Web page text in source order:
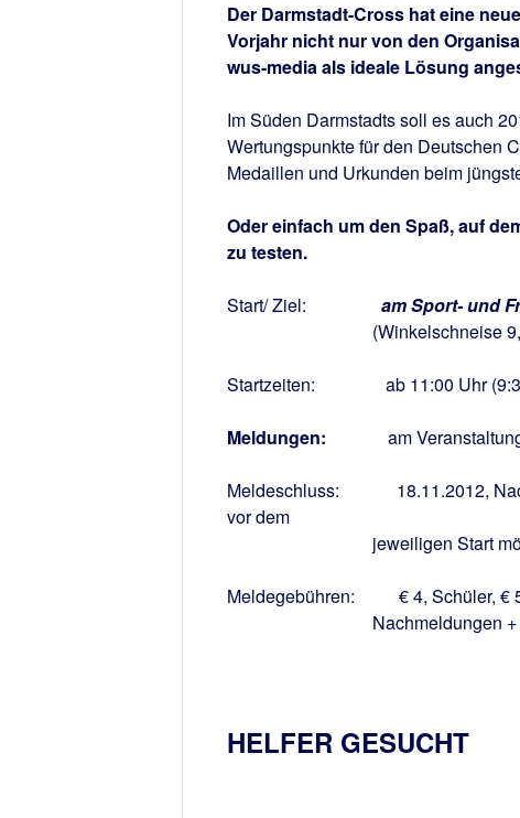
Der Darmstadt-Cross hat eine
Vorjahr nicht nur von den
wus-media als ideale Lösung
Im Süden Darmstadts soll es auch
Wertungspunkte für den Deutschen
Medaillen und Urkunden beim
Oder einfach um den Spaß, auf
zu testen.
Start/ Ziel: am Sport- und
(Winkelschneise 9, 64295
Startzeiten: ab 11:00 Uhr (9:30
Meldungen: am
Meldeschluss: 18.11.2012,
vor dem
jeweiligen Start
Meldegebühren: € 4, Schüler, € 5
Nachmeldungen +
HELFER GESUCHT